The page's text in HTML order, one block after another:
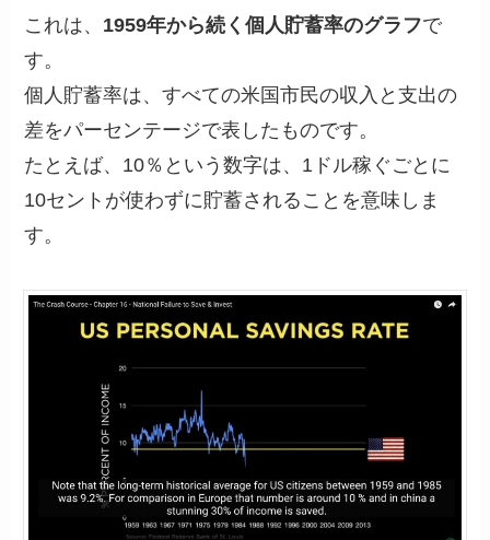
これは、 1959年から続く個人貯蓄率のグラフで
す。
個人貯蓄率は、すべての米国市民の収入と支出の
差をパーセンテージで表したものです。
たとえば、10％という数字は、1ドル稼ぐごとに
10セントが使わずに貯蓄されることを意味しま
す。